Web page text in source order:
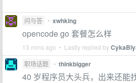
问与答 • xwhking
opencode go 套餐怎么样
13 mins ago • Lastly replied by
职场话题 • thinkbigger
40 岁程序员大头兵，出来还能